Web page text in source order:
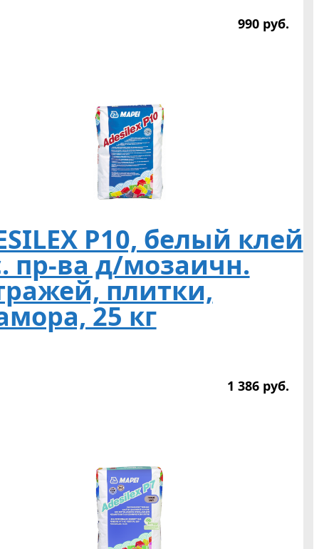
990 руб.
P10, белый клей
пр-ва д/мозаичн.
плитки,
25 кг
1 386 руб.